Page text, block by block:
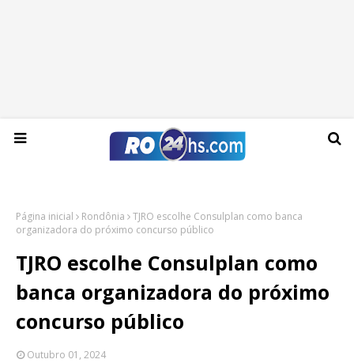
Sexta-feira, 07 de agosto de 2026
Página inicial Rondônia
TJRO escolhe Consulplan como banca
organizadora do próximo concurso público
TJRO escolhe Consulplan como
banca organizadora do próximo
concurso público
Outubro 01, 2024